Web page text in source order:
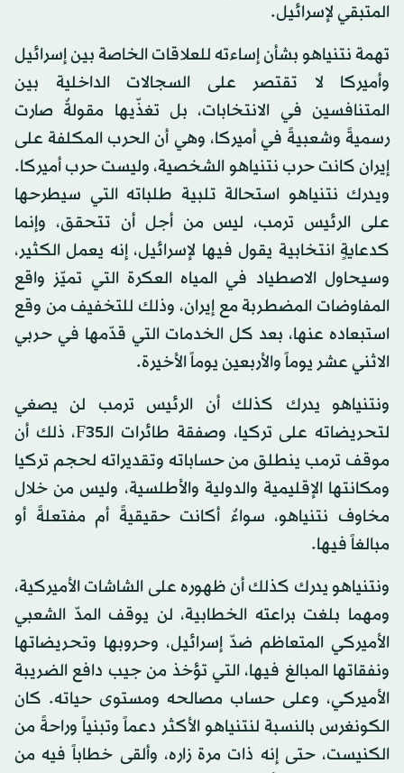
المتبقي لإسرائيل.
تهمة نتنياهو بشأن إساءته للعلاقات الخاصة بين إسرائيل
وأميركا لا تقتصر على السجالات الداخلية بين
المتنافسين في الانتخابات، بل تغذّيها مقولةٌ صارت
رسميةً وشعبيةً في أميركا، وهي أن الحرب المكلفة على
إيران كانت حرب نتنياهو الشخصية، وليست حرب أميركا.
ويدرك نتنياهو استحالة تلبية طلباته التي سيطرحها
على الرئيس ترمب، ليس من أجل أن تتحقق، وإنما
كدعايةٍ انتخابية يقول فيها لإسرائيل، إنه يعمل الكثير،
وسيحاول الاصطياد في المياه العكرة التي تميّز واقع
المفاوضات المضطربة مع إيران، وذلك للتخفيف من وقع
استبعاده عنها، بعد كل الخدمات التي قدّمها في حربي
الاثني عشر يوماً والأربعين يوماً الأخيرة.
ونتنياهو يدرك كذلك أن الرئيس ترمب لن يصغي
لتحريضاته على تركيا، وصفقة طائرات الـF35، ذلك أن
موقف ترمب ينطلق من حساباته وتقديراته لحجم تركيا
ومكانتها الإقليمية والدولية والأطلسية، وليس من خلال
مخاوف نتنياهو، سواءٌ أكانت حقيقيةً أم مفتعلةً أو
مبالغاً فيها.
ونتنياهو يدرك كذلك أن ظهوره على الشاشات الأميركية،
ومهما بلغت براعته الخطابية، لن يوقف المدّ الشعبي
الأميركي المتعاظم ضدّ إسرائيل، وحروبها وتحريضاتها
ونفقاتها المبالغ فيها، التي تؤخذ من جيب دافع الضريبة
الأميركي، وعلى حساب مصالحه ومستوى حياته. كان
الكونغرس بالنسبة لنتنياهو الأكثر دعماً وتبنياً وراحةً من
الكنيست، حتى إنه ذات مرة زاره، وألقى خطاباً فيه من